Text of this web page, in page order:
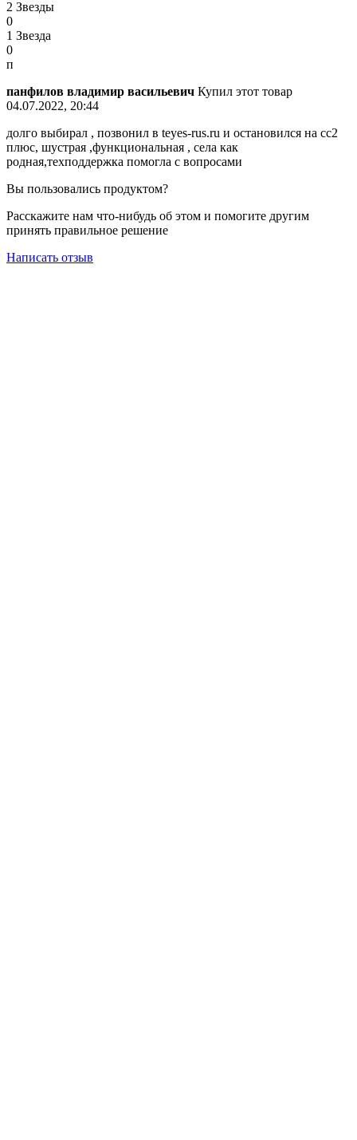
2 Звезды
0
1 Звезда
0
п
панфилов владимир васильевич Купил этот товар
04.07.2022, 20:44
долго выбирал , позвонил в teyes-rus.ru и остановился на сс2
плюс, шустрая ,функциональная , села как
родная,техподдержка помогла с вопросами
Вы пользовались продуктом?
Расскажите нам что-нибудь об этом и помогите другим
принять правильное решение
Написать отзыв